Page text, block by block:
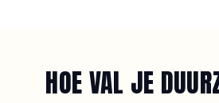
HOE VAL JE